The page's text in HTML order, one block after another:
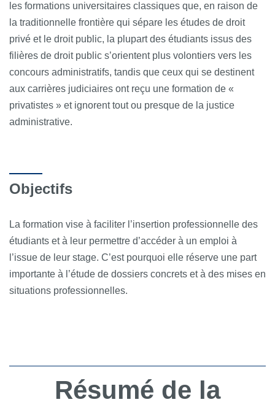
les formations universitaires classiques que, en raison de
la traditionnelle frontière qui sépare les études de droit
privé et le droit public, la plupart des étudiants issus des
filières de droit public s’orientent plus volontiers vers les
concours administratifs, tandis que ceux qui se destinent
aux carrières judiciaires ont reçu une formation de «
privatistes » et ignorent tout ou presque de la justice
administrative.
Objectifs
La formation vise à faciliter l’insertion professionnelle des
étudiants et à leur permettre d’accéder à un emploi à
l’issue de leur stage. C’est pourquoi elle réserve une part
importante à l’étude de dossiers concrets et à des mises en
situations professionnelles.
Résumé de la